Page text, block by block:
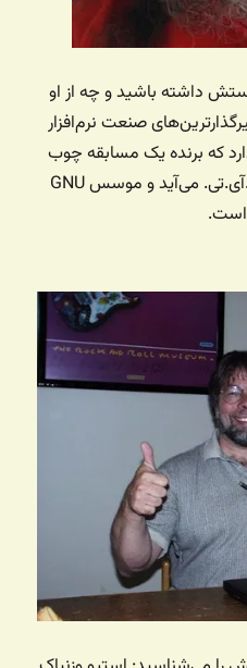
داشته باشید و چه از او
صنعت نرم‌افزار
که برنده یک مسابقه چوب
بری در جنگل باشد ولی او از ام.آی.تی. می‌آید و موسس GNU
است.